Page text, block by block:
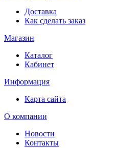
Доставка
Как сделать заказ
Магазин
Каталог
Кабинет
Информация
Карта сайта
О компании
Новости
Контакты